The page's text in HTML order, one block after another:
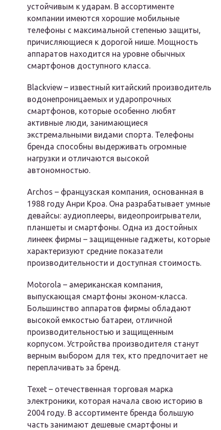
устойчивым к ударам. В ассортименте
компании имеются хорошие мобильные
телефоны с максимальной степенью защиты,
причисляющиеся к дорогой нише. Мощность
аппаратов находится на уровне обычных
смартфонов доступного класса.
Blackview – известный китайский производитель
водонепроницаемых и ударопрочных
смартфонов, которые особенно любят
активные люди, занимающиеся
экстремальными видами спорта. Телефоны
бренда способны выдерживать огромные
нагрузки и отличаются высокой
автономностью.
Archos – французская компания, основанная в
1988 году Анри Кроа. Она разрабатывает умные
девайсы: аудиоплееры, видеопроигрыватели,
планшеты и смартфоны. Одна из достойных
линеек фирмы – защищенные гаджеты, которые
характеризуют средние показатели
производительности и доступная стоимость.
Motorola – американская компания,
выпускающая смартфоны эконом-класса.
Большинство аппаратов фирмы обладают
высокой емкостью батареи, отличной
производительностью и защищенным
корпусом. Устройства производителя станут
верным выбором для тех, кто предпочитает не
переплачивать за бренд.
Texet – отечественная торговая марка
электроники, которая начала свою историю в
2004 году. В ассортименте бренда большую
часть занимают дешевые смартфоны и